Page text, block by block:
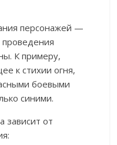
персонажей —
К примеру,
к стихии огня,
боевыми
синими.
зависит от